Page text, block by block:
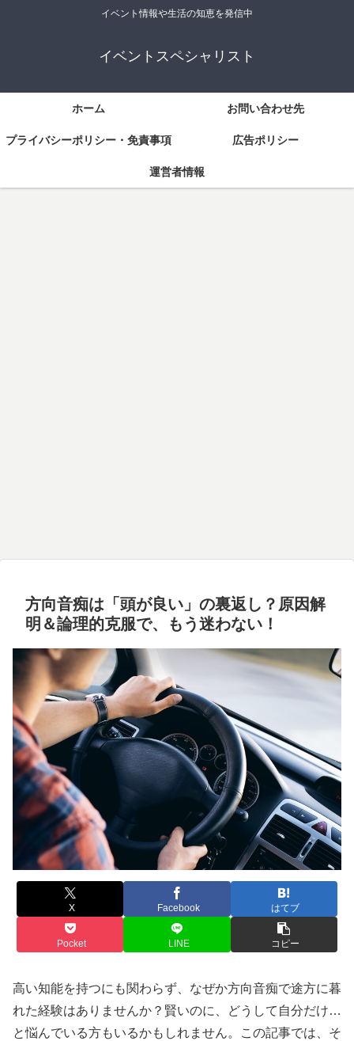
イベント情報や生活の知恵を発信中
イベントスペシャリスト
ホーム お問い合わせ先
プライバシーポリシー・免責事項 広告ポリシー
運営者情報
方向音痴は「頭が良い」の裏返し？原因解
明＆論理的克服で、もう迷わない！
X Facebook はてブ
Pocket LINE コピー
高い知能を持つにも関わらず、なぜか方向音痴で途方に暮
れた経験はありませんか？賢いのに、どうして自分だけ…
と悩んでいる方もいるかもしれません。この記事では、そ